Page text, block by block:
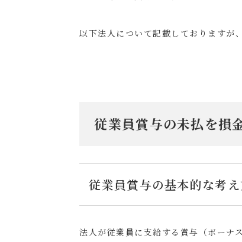
以下法人について記載しておりますが
従業員賞与の未払を損
従業員賞与の基本的な考
法人が従業員に支給する賞与（ボーナ